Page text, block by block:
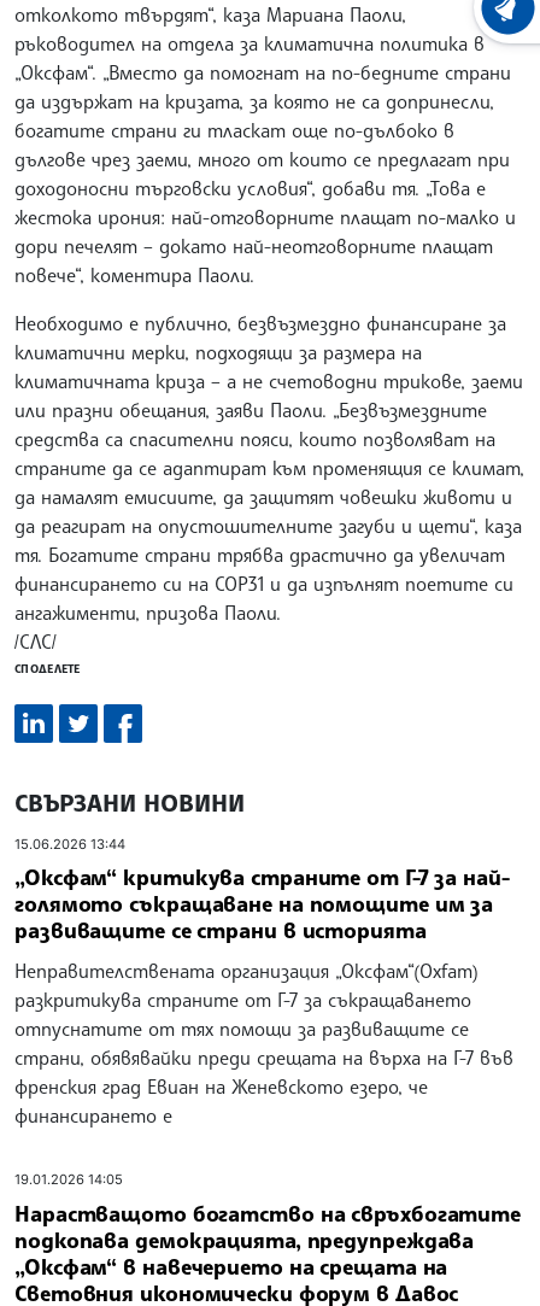
отколкото твърдят“, каза Мариана Паоли,
ръководител на отдела за климатична политика в
„Оксфам“. „Вместо да помогнат на по-бедните страни
да издържат на кризата, за която не са допринесли,
богатите страни ги тласкат още по-дълбоко в
дългове чрез заеми, много от които се предлагат при
доходоносни търговски условия“, добави тя. „Това е
жестока ирония: най-отговорните плащат по-малко и
дори печелят – докато най-неотговорните плащат
повече“, коментира Паоли.
Необходимо е публично, безвъзмездно финансиране за
климатични мерки, подходящи за размера на
климатичната криза – а не счетоводни трикове, заеми
или празни обещания, заяви Паоли. „Безвъзмездните
средства са спасителни пояси, които позволяват на
страните да се адаптират към променящия се климат,
да намалят емисиите, да защитят човешки животи и
да реагират на опустошителните загуби и щети“, каза
тя. Богатите страни трябва драстично да увеличат
финансирането си на COP31 и да изпълнят поетите си
ангажименти, призова Паоли.
/СЛС/
СПОДЕЛЕТЕ
СВЪРЗАНИ НОВИНИ
15.06.2026 13:44
„Оксфам“ критикува страните от Г-7 за най-
голямото съкращаване на помощите им за
развиващите се страни в историята
Неправителствената организация „Оксфам“(Oxfam)
разкритикува страните от Г-7 за съкращаването
отпуснатите от тях помощи за развиващите се
страни, обявявайки преди срещата на върха на Г-7 във
френския град Евиан на Женевското езеро, че
финансирането е
19.01.2026 14:05
Нарастващото богатство на свръхбогатите
подкопава демокрацията, предупреждава
„Оксфам“ в навечерието на срещата на
Световния икономически форум в Давос